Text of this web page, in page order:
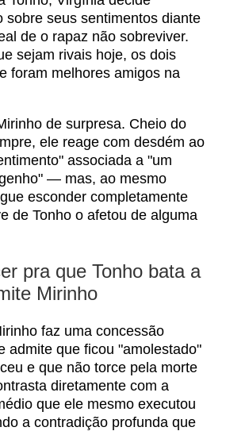
sobre seus sentimentos diante
de o rapaz não sobreviver.
sejam rivais hoje, os dois
foram melhores amigos na
de surpresa. Cheio do
ele reage com desdém ao
associada a "um
— mas, ao mesmo
esconder completamente
de Tonho o afetou de alguma
pra que Tonho bata a
Mirinho
faz uma concessão
admite que ficou "amolestado"
e que não torce pela morte
diretamente com a
que ele mesmo executou
a contradição profunda que